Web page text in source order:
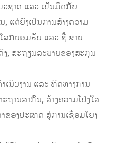
ຊາດ ແລະ ເປັນມິດກັບ
ແຕ່ຍັງເປັນການສ້າງຄວາມ
ລກຍອມຮັບ ແລະ ຊື້-ຂາຍ
, ສະຖຽນລະພາບຂອງສະກຸນ
ນີນງານ ແລະ ທິດທາງການ
ານສາກົນ, ສ້າງຄວາມໂປ່ງໃສ
ອງປະເທດ ສູ່ການເຊື່ອມໂຍງ